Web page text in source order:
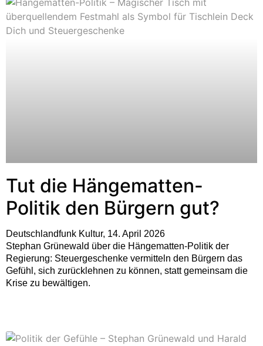
Tut die Hängematten-
Politik den Bürgern gut?
Deutschlandfunk Kultur, 14. April 2026
Stephan Grünewald über die Hängematten-Politik der
Regierung: Steuergeschenke vermitteln den Bürgern das
Gefühl, sich zurücklehnen zu können, statt gemeinsam die
Krise zu bewältigen.